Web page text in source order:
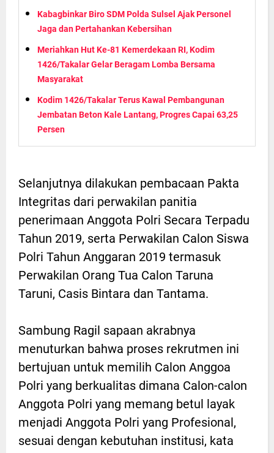
Kabagbinkar Biro SDM Polda Sulsel Ajak Personel
Jaga dan Pertahankan Kebersihan
Meriahkan Hut Ke-81 Kemerdekaan RI, Kodim
1426/Takalar Gelar Beragam Lomba Bersama
Masyarakat
Kodim 1426/Takalar Terus Kawal Pembangunan
Jembatan Beton Kale Lantang, Progres Capai 63,25
Persen
Selanjutnya dilakukan pembacaan Pakta
Integritas dari perwakilan panitia
penerimaan Anggota Polri Secara Terpadu
Tahun 2019, serta Perwakilan Calon Siswa
Polri Tahun Anggaran 2019 termasuk
Perwakilan Orang Tua Calon Taruna
Taruni, Casis Bintara dan Tantama.
Sambung Ragil sapaan akrabnya
menuturkan bahwa proses rekrutmen ini
bertujuan untuk memilih Calon Anggoa
Polri yang berkualitas dimana Calon-calon
Anggota Polri yang memang betul layak
menjadi Anggota Polri yang Profesional,
sesuai dengan kebutuhan institusi, kata